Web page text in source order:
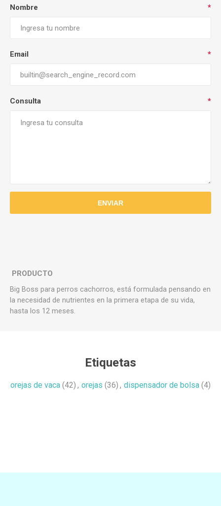
Nombre *
Email *
Consulta *
PRODUCTO
Big Boss para perros cachorros, está formulada pensando en
la necesidad de nutrientes en la primera etapa de su vida,
hasta los 12 meses.
Etiquetas
orejas de vaca (42) , orejas (36) , dispensador de bolsa (4)